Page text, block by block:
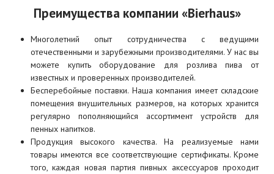
Преимущества компании «Bierhaus»
Многолетний опыт сотрудничества с ведущими
отечественными и зарубежными производителями. У нас вы
можете купить оборудование для розлива пива от
известных и проверенных производителей.
Бесперебойные поставки. Наша компания имеет складские
помещения внушительных размеров, на которых хранится
регулярно пополняющийся ассортимент устройств для
пенных напитков.
Продукция высокого качества.На реализуемые нами
товары имеются все соответствующие сертификаты. Кроме
того, каждая новая партия пивных аксессуаров проходит